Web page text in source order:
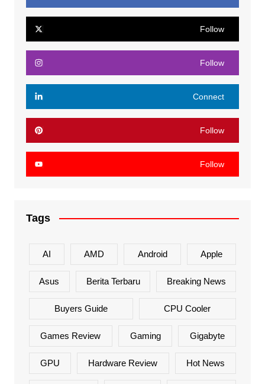
Follow
Follow
Connect
Follow
Follow
Tags
AI AMD Android Apple
Asus Berita Terbaru Breaking News
Buyers Guide CPU Cooler
Games Review Gaming Gigabyte
GPU Hardware Review Hot News